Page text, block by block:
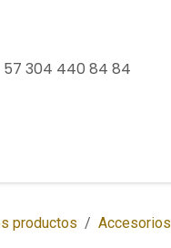
57 304 440 84 84
productos Accesorios